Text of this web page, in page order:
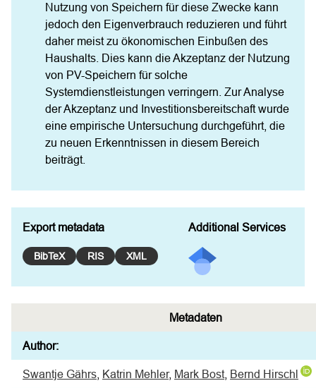
Nutzung von Speichern für diese Zwecke kann
jedoch den Eigenverbrauch reduzieren und führt
daher meist zu ökonomischen Einbußen des
Haushalts. Dies kann die Akzeptanz der Nutzung
von PV-Speichern für solche
Systemdienstleistungen verringern. Zur Analyse
der Akzeptanz und Investitionsbereitschaft wurde
eine empirische Untersuchung durchgeführt, die
zu neuen Erkenntnissen in diesem Bereich
beiträgt.
Export metadata
BibTeX RIS XML
Additional Services
Metadaten
Author:
Swantje Gährs Katrin Mehler, Mark Bost, Bernd Hirschl